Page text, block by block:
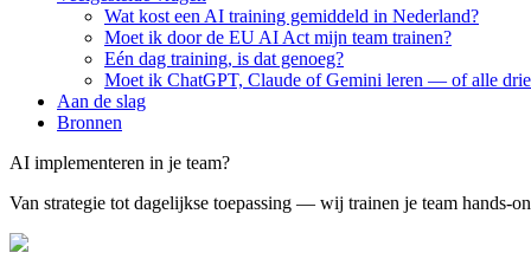
Wat kost een AI training gemiddeld in Nederland?
Moet ik door de EU AI Act mijn team trainen?
Eén dag training, is dat genoeg?
Moet ik ChatGPT, Claude of Gemini leren — of alle
Aan de slag
Bronnen
AI implementeren in je team?
Van strategie tot dagelijkse toepassing — wij trainen je team hands-